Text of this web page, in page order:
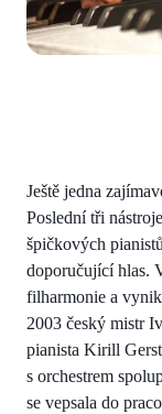
Ještě jedna
Poslední tři
špičkových
doporučující hlas.
filharmonie a
2003 český mistr
pianista Kirill
s orchestrem
se vepsala do